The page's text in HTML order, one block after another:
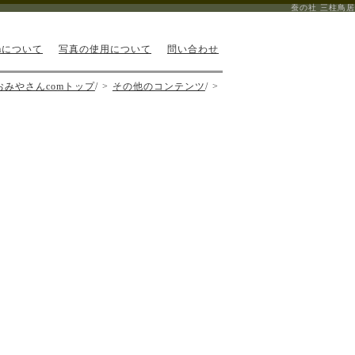
蚕の社 三柱鳥居
ついて 写真の使用について 問い合わせ
みやさんcomトップ/ その他のコンテンツ/